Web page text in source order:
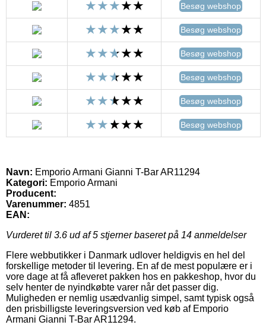
Besøg webshop
Besøg webshop
Besøg webshop
Besøg webshop
Besøg webshop
Besøg webshop
Navn: Emporio Armani Gianni T-Bar AR11294
Kategori: Emporio Armani
Producent:
Varenummer: 4851
EAN:
Vurderet til 3.6 ud af 5 stjerner baseret på 14 anmeldelser
Flere webbutikker i Danmark udlover heldigvis en hel del
forskellige metoder til levering. En af de mest populære er i
vore dage at få afleveret pakken hos en pakkeshop, hvor du
selv henter de nyindkøbte varer når det passer dig.
Muligheden er nemlig usædvanlig simpel, samt typisk også
den prisbilligste leveringsversion ved køb af Emporio
Armani Gianni T-Bar AR11294.